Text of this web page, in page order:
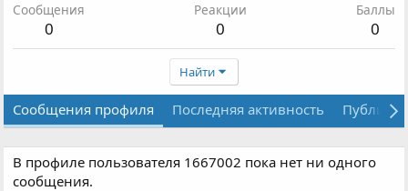
Сообщения
0
Реакции
0
Баллы
0
Найти
Сообщения профиля Последняя активность
В профиле пользователя 1667002 пока нет ни одного
сообщения.